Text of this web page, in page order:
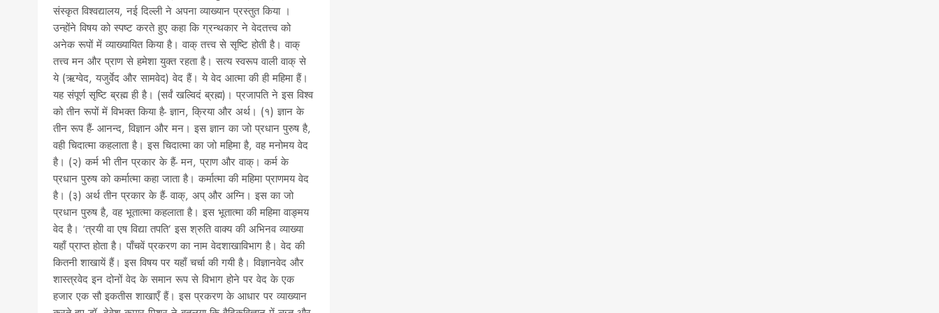
संस्कृत विश्वद्यालय, नई दिल्ली ने अपना व्याख्यान प्रस्तुत किया ।
उन्होंने विषय को स्पष्ट करते हुए कहा कि ग्रन्थकार ने वेदतत्त्व को
अनेक रूपों में व्याख्यायित किया है। वाक् तत्त्व से सृष्टि होती है। वाक्
तत्त्व मन और प्राण से हमेशा युक्त रहता है। सत्य स्वरूप वाली वाक् से
ये (ऋग्वेद, यजुर्वेद और सामवेद) वेद हैं। ये वेद आत्मा की ही महिमा हैं।
यह संपूर्ण सृष्टि ब्रह्म ही है। (सर्वं खल्विदं ब्रह्म)। प्रजापति ने इस विश्व
को तीन रूपों में विभक्त किया है- ज्ञान, क्रिया और अर्थ। (१) ज्ञान के
तीन रूप हैं- आनन्द, विज्ञान और मन। इस ज्ञान का जो प्रधान पुरुष है,
वही चिदात्मा कहलाता है। इस चिदात्मा का जो महिमा है, वह मनोमय वेद
है। (२) कर्म भी तीन प्रकार के हैं- मन, प्राण और वाक्। कर्म के
प्रधान पुरुष को कर्मात्मा कहा जाता है। कर्मात्मा की महिमा प्राणमय वेद
है। (३) अर्थ तीन प्रकार के हैं- वाक्, अप् और अग्नि। इस का जो
प्रधान पुरुष है, वह भूतात्मा कहलाता है। इस भूतात्मा की महिमा वाङ्मय
वेद है। ‘त्रयी वा एष विद्या तपति’ इस श्रुति वाक्य की अभिनव व्याख्या
यहाँ प्राप्त होता है। पाँचवें प्रकरण का नाम वेदशाखाविभाग है। वेद की
कितनी शाखायें हैं। इस विषय पर यहाँ चर्चा की गयी है। विज्ञानवेद और
शास्त्रवेद इन दोनों वेद के समान रूप से विभाग होने पर वेद के एक
हजार एक सौ इकतीस शाखाएँ हैं। इस प्रकरण के आधार पर व्याख्यान